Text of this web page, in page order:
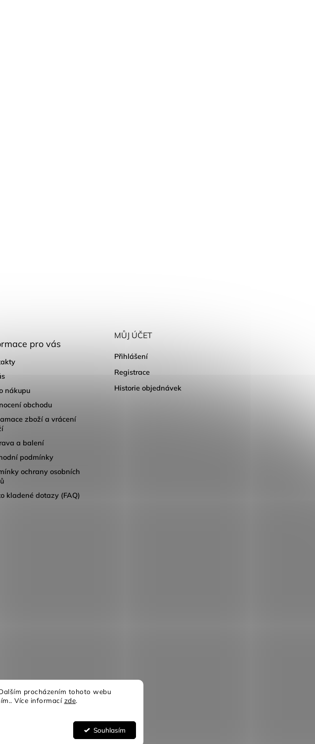
procházením tohoto webu
Více informací zde.
Souhlasím
pro vás
nákupu
obchodu
zboží a vrácení
a balení
podmínky
ochrany osobních
kladené dotazy (FAQ)
MŮJ ÚČET
Přihlášení
Registrace
Historie objednávek